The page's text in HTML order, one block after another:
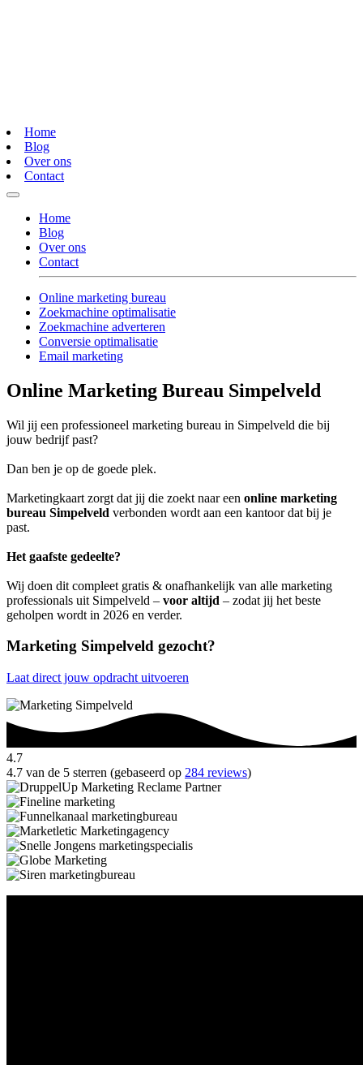
Home
Blog
Over ons
Contact
Home
Blog
Over ons
Contact
Online marketing bureau
Zoekmachine optimalisatie
Zoekmachine adverteren
Conversie optimalisatie
Email marketing
Online Marketing Bureau Simpelveld
Wil jij een professioneel marketing bureau in Simpelveld die bij
jouw bedrijf past?
Dan ben je op de goede plek.
Marketingkaart zorgt dat jij die zoekt naar een online marketing
bureau Simpelveld verbonden wordt aan een kantoor dat bij je
past.
Het gaafste gedeelte?
Wij doen dit compleet gratis & onafhankelijk van alle marketing
professionals uit Simpelveld – voor altijd – zodat jij het beste
geholpen wordt in 2026 en verder.
Marketing Simpelveld gezocht?
Laat direct jouw opdracht uitvoeren
4.7
4.7 van de 5 sterren (gebaseerd op 284 reviews)